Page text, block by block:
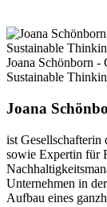
Joana Schönborn -
Sustainable
Joana
ist Gesellschafterin
sowie Expertin für
Unternehmen in
Aufbau eines